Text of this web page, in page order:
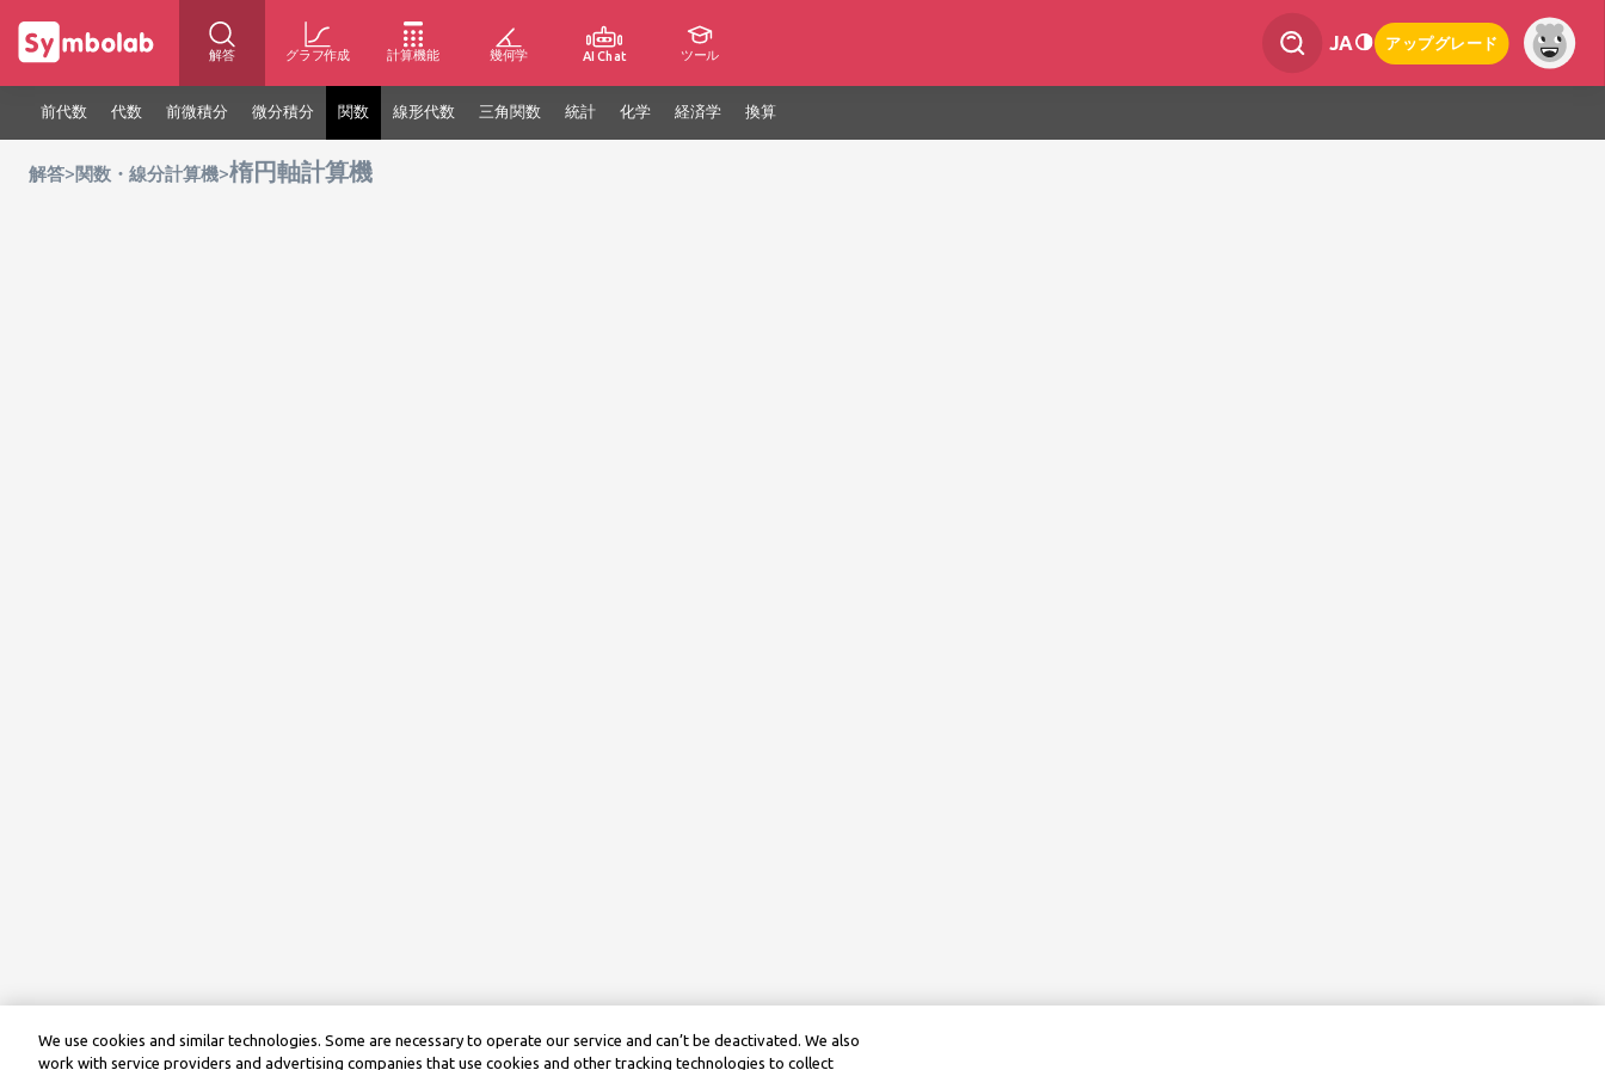
解答 グラフ作成 計算機能 幾何学 AI Chat ツール
JA アップグレード
前代数 代数 前微積分 微分積分 関数 線形代数 三角関数 統計 化学 経済学 換算
解答>関数・線分計算機>楕円軸計算機
We use cookies and similar technologies. Some are necessary to operate our service and can’t be deactivated. We also
work with service providers and advertising companies that use cookies and other tracking technologies to collect